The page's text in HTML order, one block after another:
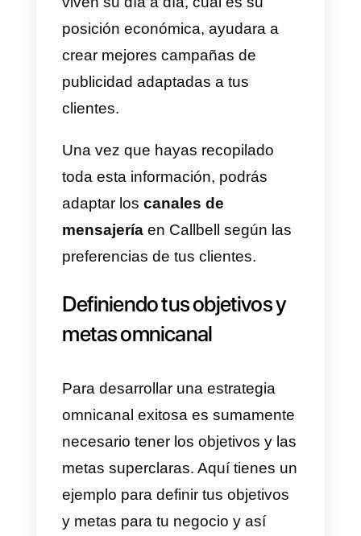
desapercibido, ofreciéndole un
servicio de calidad.
6)Personaliza y segmenta los
Callbell puedes personalizar y
segmentar cada mensaje que
envías, de tal manera que cada
cliente se sienta escuchado y
segmentado según su necesidad
o situación.
7) Analiza y optimiza tus
interacciones: Utiliza las
herramientas de análisis y
estadísticas avanzadas de
Callbell entender como se mueve